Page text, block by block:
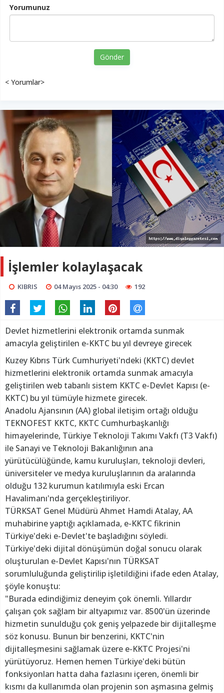
Yorumunuz
Gönder
< Yorumlar>
İşlemler kolaylaşacak
KIBRIS 04 Mayıs 2025 - 04:30 192
Devlet hizmetlerini elektronik ortamda sunmak
amacıyla geliştirilen e-KKTC bu yıl devreye girecek
Kuzey Kıbrıs Türk Cumhuriyeti'ndeki (KKTC) devlet
hizmetlerini elektronik ortamda sunmak amacıyla
geliştirilen web tabanlı sistem KKTC e-Devlet Kapısı (e-
KKTC) bu yıl tümüyle hizmete girecek.
Anadolu Ajansının (AA) global iletişim ortağı olduğu
TEKNOFEST KKTC, KKTC Cumhurbaşkanlığı
himayelerinde, Türkiye Teknoloji Takımı Vakfı (T3 Vakfı)
ile Sanayi ve Teknoloji Bakanlığının ana
yürütücülüğünde, kamu kuruluşları, teknoloji devleri,
üniversiteler ve medya kuruluşlarının da aralarında
olduğu 132 kurumun katılımıyla eski Ercan
Havalimanı'nda gerçekleştiriliyor.
TÜRKSAT Genel Müdürü Ahmet Hamdi Atalay, AA
muhabirine yaptığı açıklamada, e-KKTC fikrinin
Türkiye'deki e-Devlet'te başladığını söyledi.
Türkiye'deki dijital dönüşümün doğal sonucu olarak
oluşturulan e-Devlet Kapısı'nın TÜRKSAT
sorumluluğunda geliştirilip işletildiğini ifade eden Atalay,
şöyle konuştu:
"Burada edindiğimiz deneyim çok önemli. Yıllardır
çalışan çok sağlam bir altyapımız var. 8500'ün üzerinde
hizmetin sunulduğu çok geniş yelpazede bir dijitalleşme
söz konusu. Bunun bir benzerini, KKTC'nin
dijitalleşmesini sağlamak üzere e-KKTC Projesi'ni
yürütüyoruz. Hemen hemen Türkiye'deki bütün
fonksiyonları hatta daha fazlasını içeren, önemli bir
kısmı da kullanımda olan projenin son aşmasına gelmiş